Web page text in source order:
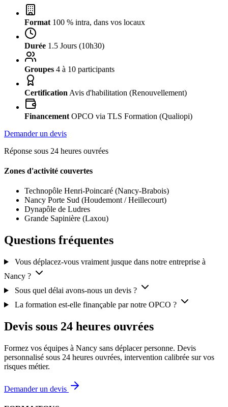
Format 100 % intra, dans vos locaux
Durée 1.5 Jours (10h30)
Groupes 4 à 10 participants
Certification Avis d'habilitation (Renouvellement)
Financement OPCO via TLS Formation (Qualiopi)
Demander un devis
Réponse sous 24 heures ouvrées
Zones d'activité couvertes
Technopôle Henri-Poincaré (Nancy-Brabois)
Nancy Porte Sud (Houdemont / Heillecourt)
Dynapôle de Ludres
Grande Sapinière (Laxou)
Questions fréquentes
Vous déplacez-vous vraiment jusque dans notre entreprise à
Nancy ?
Sous quel délai avons-nous un devis ?
La formation est-elle finançable par notre OPCO ?
Devis sous 24 heures ouvrées
Formez vos équipes à Nancy sans déplacer personne. Devis
personnalisé sous 24 heures ouvrées, intervention calibrée sur vos
risques métier.
Demander un devis